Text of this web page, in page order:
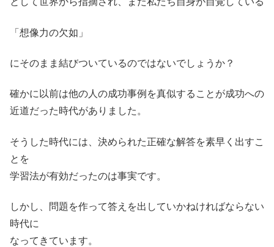
「想像力の欠如」
にそのまま結びついているのではないでしょうか？
確かに以前は他の人の成功事例を真似することが成功への
近道だった時代がありました。
そうした時代には、決められた正確な解答を素早く出すこ
とを
学習法が有効だったのは事実です。
しかし、問題を作って答えを出していかねければならない
時代に
なってきています。